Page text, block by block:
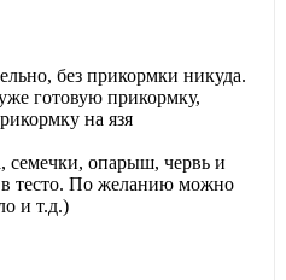
без прикормки никуда.
готовую прикормку,
на язя
семечки, опарыш, червь и
в тесто. По желанию можно
и т.д.)